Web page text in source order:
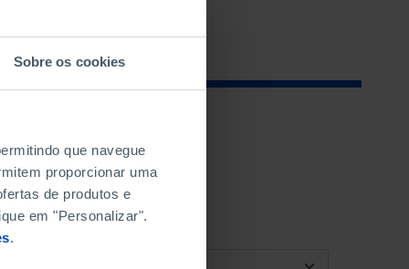
Sobre os cookies
que navegue
proporcionar uma
de produtos e
em "Personalizar".
.
ORDENAR POR